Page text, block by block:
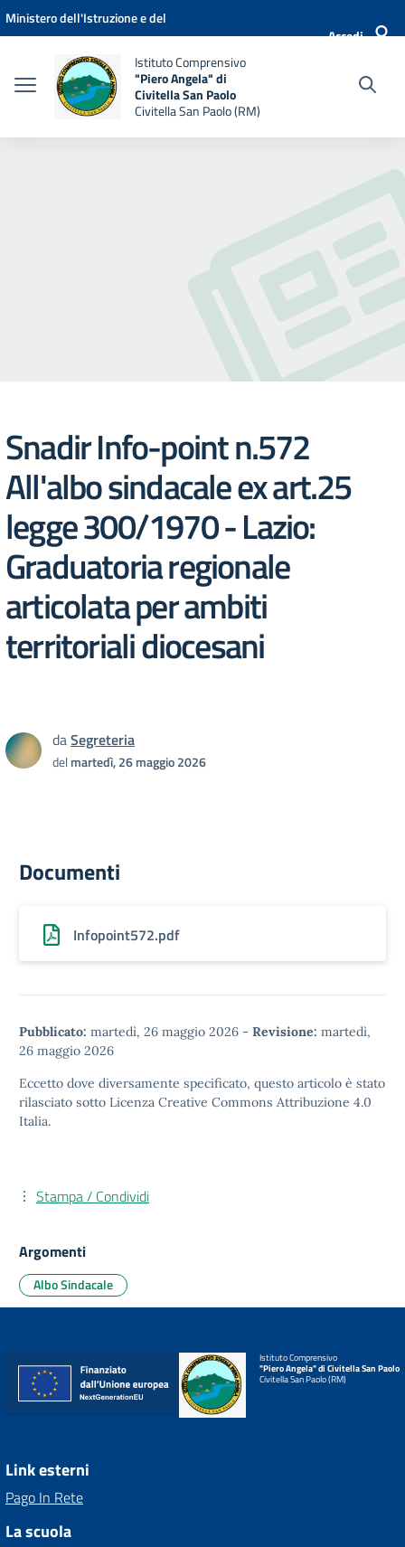
Vai ai contenuti
Vai al menu di navigazione
Vai al footer
Ministero dell'Istruzione e del
Accedi
Istituto Comprensivo
"Piero Angela" di
Civitella San Paolo
Civitella San Paolo (RM)
Snadir Info-point n.572
All'albo sindacale ex art.25
legge 300/1970 - Lazio:
Graduatoria regionale
articolata per ambiti
territoriali diocesani
daSegreteria
delmartedì, 26 maggio 2026
Documenti
Infopoint572.pdf
Pubblicato: martedì, 26 maggio 2026 - Revisione: martedì,
26 maggio 2026
Eccetto dove diversamente specificato, questo articolo è stato
rilasciato sotto Licenza Creative Commons Attribuzione 4.0
Italia.
Stampa / Condividi
Argomenti
Albo Sindacale
Istituto Comprensivo
"Piero Angela" di Civitella San Paolo
Civitella San Paolo (RM)
Link esterni
Pago In Rete
La scuola